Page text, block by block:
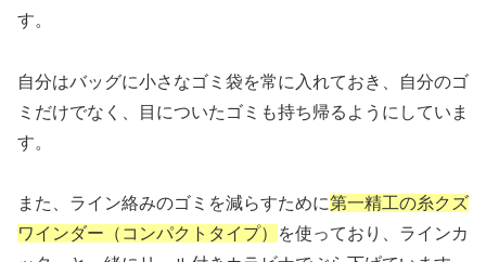
す。
自分はバッグに小さなゴミ袋を常に入れておき、自分のゴ
ミだけでなく、目についたゴミも持ち帰るようにしていま
す。
また、ライン絡みのゴミを減らすために第一精工の糸クズ
ワインダー（コンパクトタイプ）
を使っており、ラインカ